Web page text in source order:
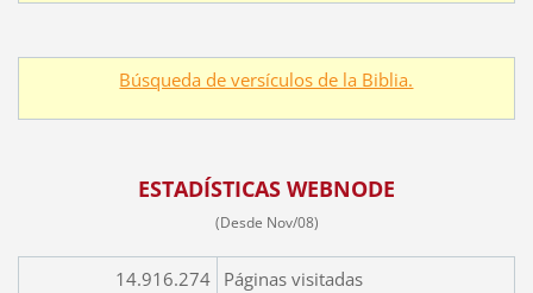
Búsqueda de versículos de la Biblia.
ESTADÍSTICAS WEBNODE
(Desde Nov/08)
14.916.274
Páginas visitadas